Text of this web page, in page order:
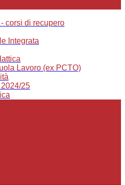
corsi di recupero
Integrata
Lavoro (ex PCTO)
25